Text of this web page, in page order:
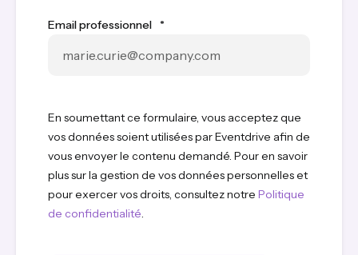
Email professionnel *
En soumettant ce formulaire, vous acceptez que
vos données soient utilisées par Eventdrive afin de
vous envoyer le contenu demandé. Pour en savoir
plus sur la gestion de vos données personnelles et
pour exercer vos droits, consultez notre Politique
de confidentialité.